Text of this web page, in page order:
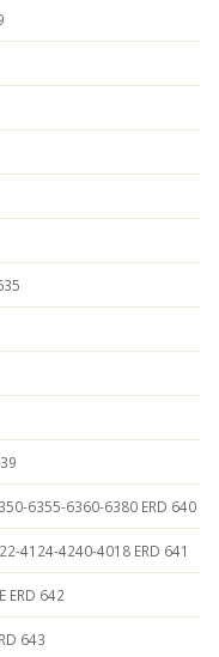
6355-6360-6380 ERD 640
4124-4240-4018 ERD 641
ERD 642
643